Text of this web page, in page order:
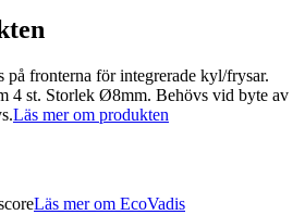
på fronterna för integrerade kyl/frysar.
4 st. Storlek Ø8mm. Behövs vid byte av
Läs mer om produkten
Läs mer om EcoVadis